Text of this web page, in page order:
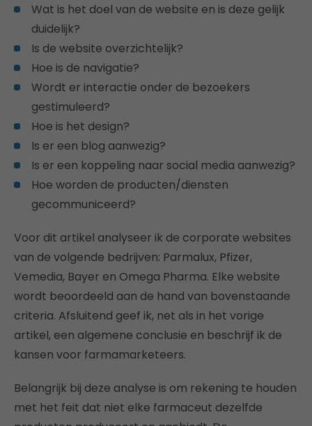
Wat is het doel van de website en is deze gelijk
duidelijk?
Is de website overzichtelijk?
Hoe is de navigatie?
Wordt er interactie onder de bezoekers
gestimuleerd?
Hoe is het design?
Is er een blog aanwezig?
Is er een koppeling naar social media aanwezig?
Hoe worden de producten/diensten
gecommuniceerd?
Voor dit artikel analyseer ik de corporate websites
van de volgende bedrijven: Parmalux, Pfizer,
Vemedia, Bayer en Omega Pharma. Elke website
wordt beoordeeld aan de hand van bovenstaande
criteria. Afsluitend geef ik, net als in het vorige
artikel, een algemene conclusie en beschrijf ik de
kansen voor farmamarketeers.
Belangrijk bij deze analyse is om rekening te houden
met het feit dat niet elke farmaceut dezelfde